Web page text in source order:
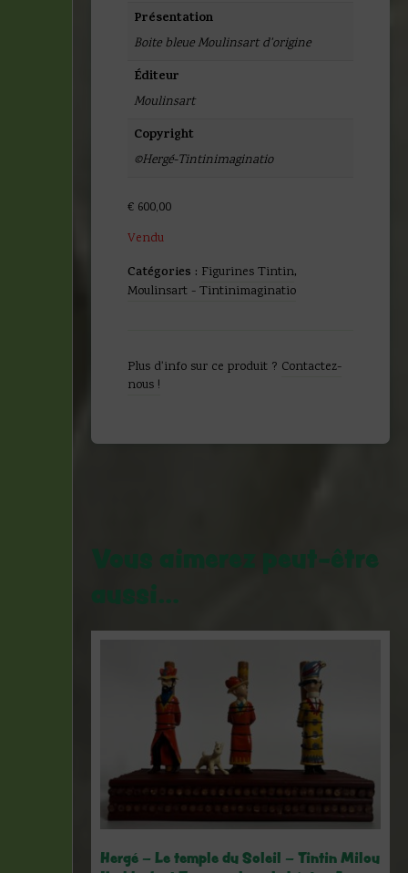
Présentation
Boite bleue Moulinsart d'origine
Éditeur
Moulinsart
Copyright
©Hergé-Tintinimaginatio
€ 600,00
Vendu
Catégories : Figurines Tintin,
Moulinsart - Tintinimaginatio
Plus d'info sur ce produit ? Contactez-
nous !
Vous aimerez peut-être
aussi…
Hergé – Le temple du Soleil – Tintin Milou